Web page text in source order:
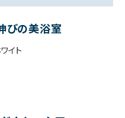
びの美浴室
イト